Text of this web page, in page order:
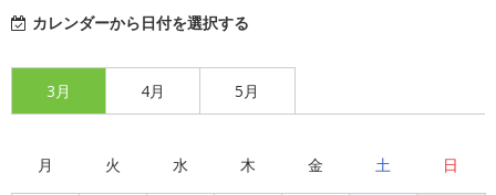
カレンダーから日付を選択する
3月 4月 5月
月 火 水 木 金 土 日